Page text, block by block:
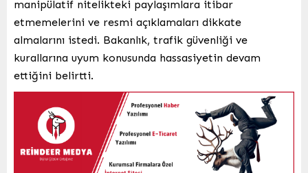
manipülatif nitelikteki paylaşımlara itibar
etmemelerini ve resmi açıklamaları dikkate
almalarını istedi. Bakanlık, trafik güvenliği ve
kurallarına uyum konusunda hassasiyetin devam
ettiğini belirtti.